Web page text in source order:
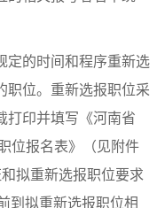
定的时间和程序重新选
职位。重新选报职位采
打印并填写《河南省
位报名表》（见附件
拟重新选报职位要求
到拟重新选报职位相